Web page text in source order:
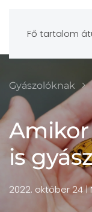
Fő tartalom
Gyászolóknak
Amikor
is
2022. október 24|